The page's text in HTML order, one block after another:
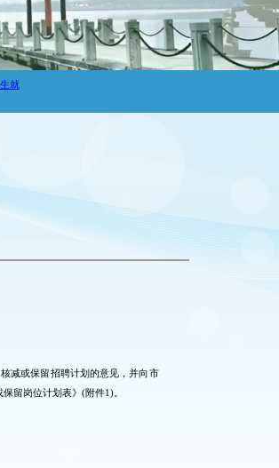
就
减或保留招聘计划的意见，并向市
留岗位计划表》(附件1)。